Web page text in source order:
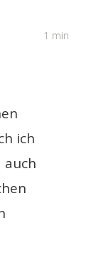
1 min
ich
auch